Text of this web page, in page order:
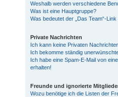
Weshalb werden verschiedene
Was ist eine Hauptgruppe?
Was bedeutet der „Das Team“-
Private Nachrichten
Ich kann keine Privaten
Ich bekomme ständig
Ich habe eine Spam-E-Mail von
erhalten!
Freunde und ignorierte
Wozu benötige ich die Listen der